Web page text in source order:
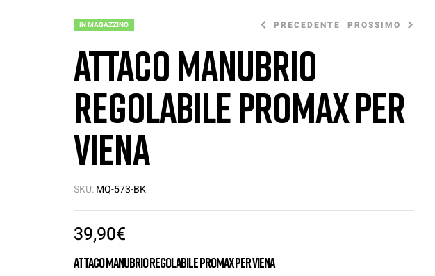
IN MAGAZZINO PRECEDENTE
220,00 €
PROSSIMO
15,00€
Attaco manubrio
regolabile Promax per
Viena
SKU:MQ-573-BK
39,90€
Attaco manubrio regolabile Promax per Viena